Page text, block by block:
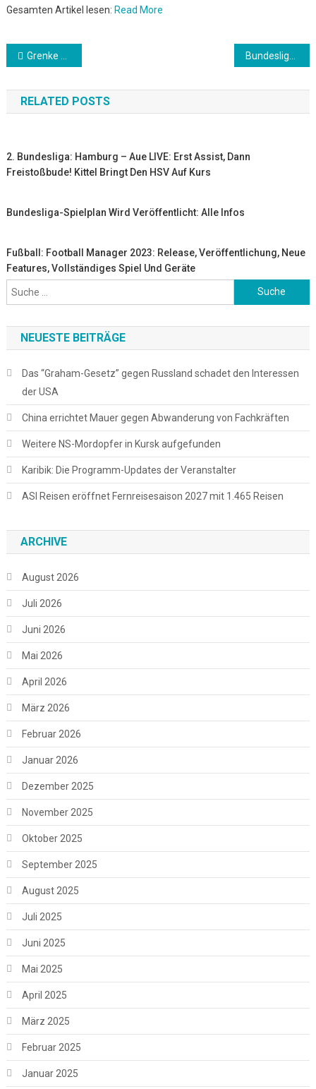
Gesamten Artikel lesen: Read More
Beitrags-
Navigation
Grenke erwartet Testat für Jahresabschluss erst Mitte Mai
RELATED POSTS
2. Bundesliga: Hamburg – Aue LIVE: Erst Assist, Dann
Freistoßbude! Kittel Bringt Den HSV Auf Kurs
Bundesliga-Spielplan Wird Veröffentlicht: Alle Infos
Fußball: Football Manager 2023: Release, Veröffentlichung, Neue
Features, Vollständiges Spiel Und Geräte
Suche
nach:
NEUESTE BEITRÄGE
Das “Graham-Gesetz” gegen Russland schadet den Interessen
der USA
China errichtet Mauer gegen Abwanderung von Fachkräften
Weitere NS-Mordopfer in Kursk aufgefunden
Karibik: Die Programm-Updates der Veranstalter
ASI Reisen eröffnet Fernreisesaison 2027 mit 1.465 Reisen
ARCHIVE
August 2026
Juli 2026
Juni 2026
Mai 2026
April 2026
März 2026
Februar 2026
Januar 2026
Dezember 2025
November 2025
Oktober 2025
September 2025
August 2025
Juli 2025
Juni 2025
Mai 2025
April 2025
März 2025
Februar 2025
Januar 2025